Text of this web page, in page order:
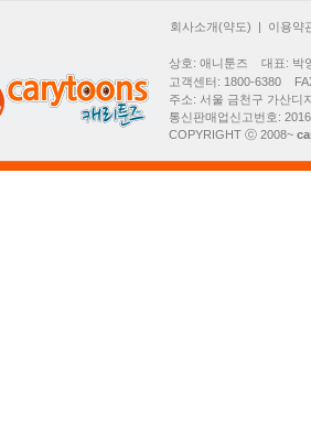
회사소개(약도) | 이용약
상호: 애니툰즈 대표: 박
고객센터: 1800-6380
주소: 서울 금천구 가산디
통신판매업신고번호:
COPYRIGHT ⓒ 2008~